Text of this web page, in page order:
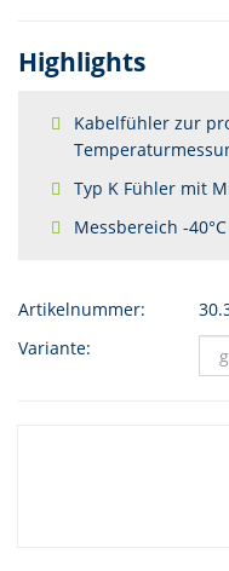
Highlights
Kabelfühler zur
Typ K Fühler mit
Messbereich -
Artikelnummer:
Variante: